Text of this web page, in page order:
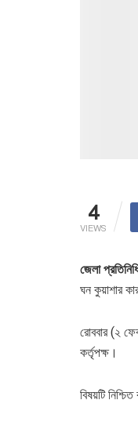
4
VIEWS
জেলা
ঘন কুয়াশার
রোববার (২
কর্তৃপক্ষ।
বিষয়টি